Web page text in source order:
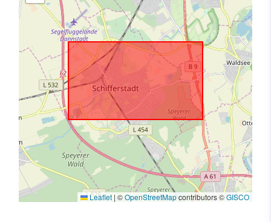
Leaflet | ©OpenStreetMapcontributors ©GISCO